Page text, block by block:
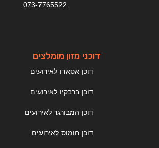
073-7765522
דוכני מזון מומלצים
דוכן אסאדו לאירועים
דוכן ברבקיו לאירועים
דוכן המבורגר לאירועים
דוכן חומוס לאירועים